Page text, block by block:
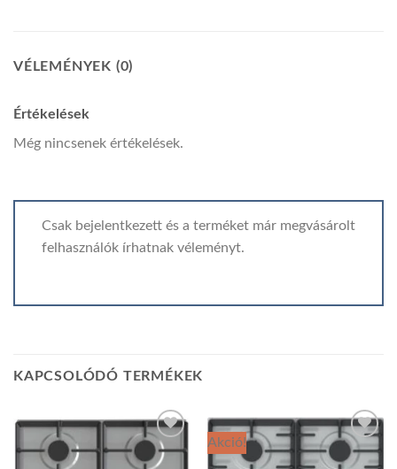
VÉLEMÉNYEK (0)
Értékelések
Még nincsenek értékelések.
Csak bejelentkezett és a terméket már megvásárolt
felhasználók írhatnak véleményt.
KAPCSOLÓDÓ TERMÉKEK
Akció!